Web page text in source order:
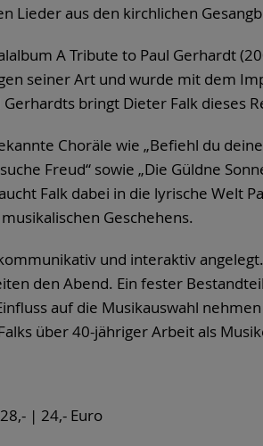
Lieder aus den kirchlichen
A Tribute to Paul Gerhardt
seiner Art und wurde mit dem
Gerhardts bringt Dieter Falk dieses
Choräle wie „Befiehl du
Freud“ sowie „Die Güldne
Falk dabei in die lyrische Welt
Geschehens.
und interaktiv
den Abend. Ein fester
auf die Musikauswahl
über 40-jähriger Arbeit als
28,- | 24,- Euro